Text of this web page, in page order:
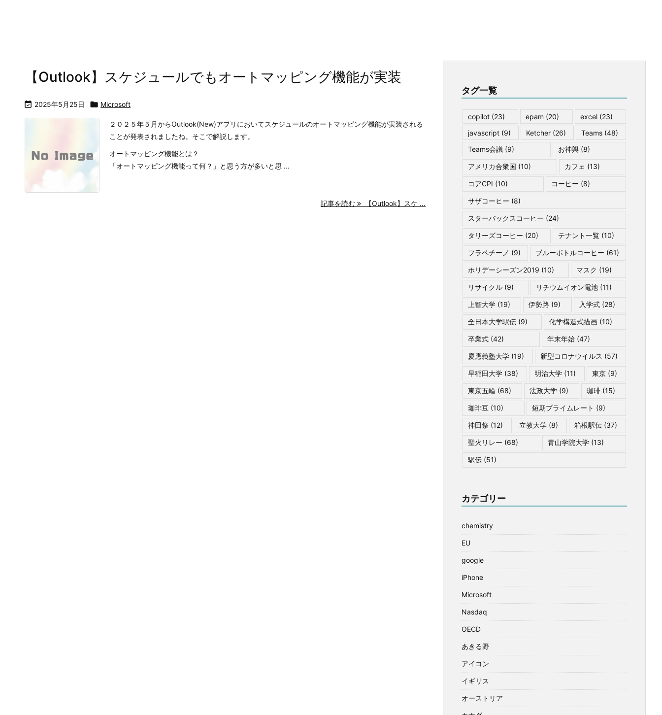
【Outlook】スケジュールでもオートマッピング機能が実装
 2025年5月25日  Microsoft
２０２５年５月からOutlook(New)アプリにおいてスケジュールのオートマッピング機能が実装される
ことが発表されましたね。そこで解説します。
オートマッピング機能とは？
「オートマッピング機能って何？」と思う方が多いと思 ...
記事を読む 【Outlook】スケ ...
タグ一覧
copilot (23) epam (20) excel(23)
javascript (9) Ketcher (26) Teams (48)
Teams会議 (9) お神輿(8)
アメリカ合衆国 (10) カフェ (13)
コアCPI (10) コーヒー (8)
サザコーヒー (8)
スターバックスコーヒー (24)
タリーズコーヒー (20) テナント一覧(10)
フラペチーノ (9) ブルーボトルコーヒー (61)
ホリデーシーズン2019 (10) マスク (19)
リサイクル (9) リチウムイオン電池(11)
上智大学 (19) 伊勢路 (9) 入学式(28)
全日本大学駅伝 (9) 化学構造式描画(10)
卒業式 (42) 年末年始 (47)
慶應義塾大学 (19) 新型コロナウイルス (57)
早稲田大学 (38) 明治大学 (11) 東京 (9)
東京五輪 (68) 法政大学 (9) 珈琲 (15)
珈琲豆 (10) 短期プライムレート (9)
神田祭 (12) 立教大学 (8) 箱根駅伝 (37)
聖火リレー (68) 青山学院大学 (13)
駅伝 (51)
カテゴリー
chemistry
EU
google
iPhone
Microsoft
Nasdaq
OECD
あきる野
アイコン
イギリス
オーストリア